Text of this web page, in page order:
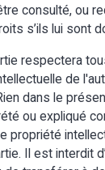
consulté, ou
s’ils lui sont
respectera
de
dans le
ou expliqué
propriété
Il est interdit